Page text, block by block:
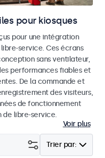
pour kiosques
pour une intégration
libre-service. Ces écrans
sans ventilateur,
performances fiables et
De la commande et
des visiteurs,
de fonctionnement
de libre-service.
Voir plus
Trier par: